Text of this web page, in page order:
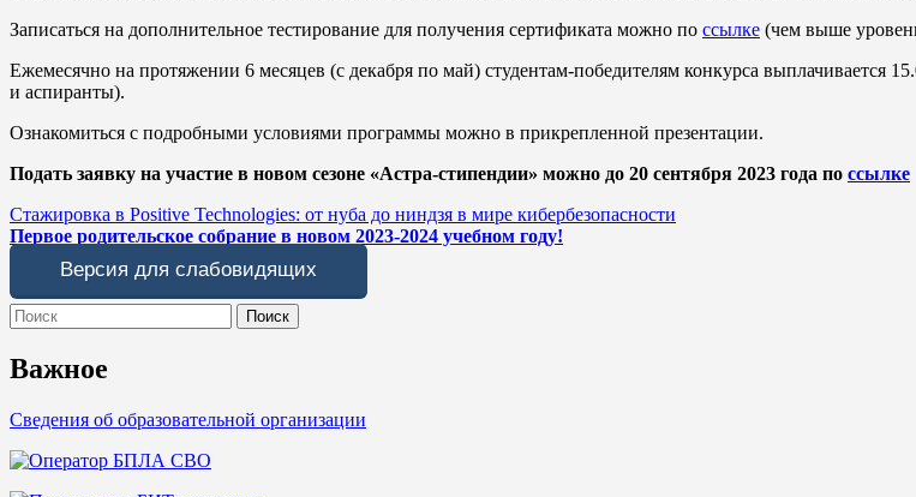
Записаться на дополнительное тестирование для получения сертификата можно по ссылке (чем выше
Ежемесячно на протяжении 6 месяцев (с декабря по май) студентам-победителям конкурса выплачивается
и аспиранты).
Ознакомиться с подробными условиями программы можно в прикрепленной презентации.
Подать заявку на участие в новом сезоне «Астра-стипендии» можно до 20 сентября 2023 года по ссылке
Навигация
по
записям
Стажировка в Positive Technologies: от нуба до ниндзя в мире кибербезопасности
Первое родительское собрание в новом 2023-2024 учебном году!
Версия для слабовидящих
Search
for:
Важное
Сведения об образовательной организации